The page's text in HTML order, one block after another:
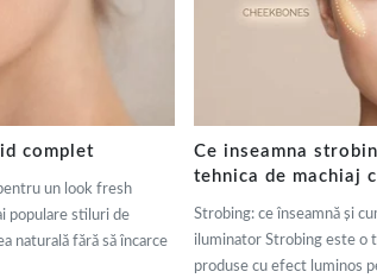
complet
un look fresh
populare stiluri de
naturală fără să încarce
Ce inseamna
tehnica de machiaj
Strobing: ce înseamnă și
iluminator Strobing este o
produse cu efect luminos